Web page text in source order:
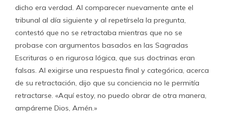
dicho era verdad. Al comparecer nuevamente ante el
tribunal al día siguiente y al repetírsela la pregunta,
contestó que no se retractaba mientras que no se
probase con argumentos basados en las Sagradas
Escrituras o en rigurosa lógica, que sus doctrinas eran
falsas. Al exigirse una respuesta final y categórica, acerca
de su retractación, dijo que su conciencia no le permitía
retractarse. «Aquí estoy, no puedo obrar de otra manera,
ampáreme Dios, Amén.»